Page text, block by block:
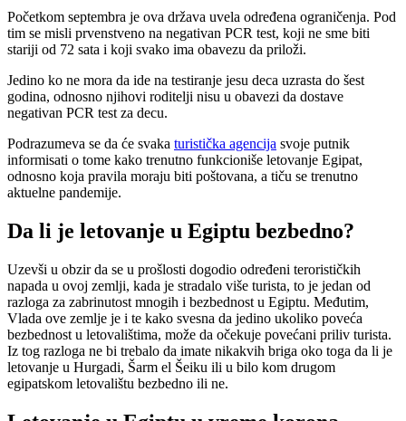
Početkom septembra je ova država uvela određena ograničenja. Pod
tim se misli prvenstveno na negativan PCR test, koji ne sme biti
stariji od 72 sata i koji svako ima obavezu da priloži.
Jedino ko ne mora da ide na testiranje jesu deca uzrasta do šest
godina, odnosno njihovi roditelji nisu u obavezi da dostave
negativan PCR test za decu.
Podrazumeva se da će svaka turistička agencija svoje putnik
informisati o tome kako trenutno funkcioniše letovanje Egipat,
odnosno koja pravila moraju biti poštovana, a tiču se trenutno
aktuelne pandemije.
Da li je letovanje u Egiptu bezbedno?
Uzevši u obzir da se u prošlosti dogodio određeni terorističkih
napada u ovoj zemlji, kada je stradalo više turista, to je jedan od
razloga za zabrinutost mnogih i bezbednost u Egiptu. Međutim,
Vlada ove zemlje je i te kako svesna da jedino ukoliko poveća
bezbednost u letovalištima, može da očekuje povećani priliv turista.
Iz tog razloga ne bi trebalo da imate nikakvih briga oko toga da li je
letovanje u Hurgadi, Šarm el Šeiku ili u bilo kom drugom
egipatskom letovalištu bezbedno ili ne.